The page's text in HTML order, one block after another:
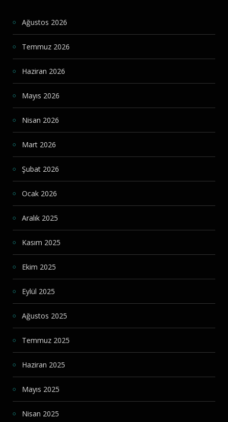
Ağustos 2026
Temmuz 2026
Haziran 2026
Mayıs 2026
Nisan 2026
Mart 2026
Şubat 2026
Ocak 2026
Aralık 2025
Kasım 2025
Ekim 2025
Eylül 2025
Ağustos 2025
Temmuz 2025
Haziran 2025
Mayıs 2025
Nisan 2025